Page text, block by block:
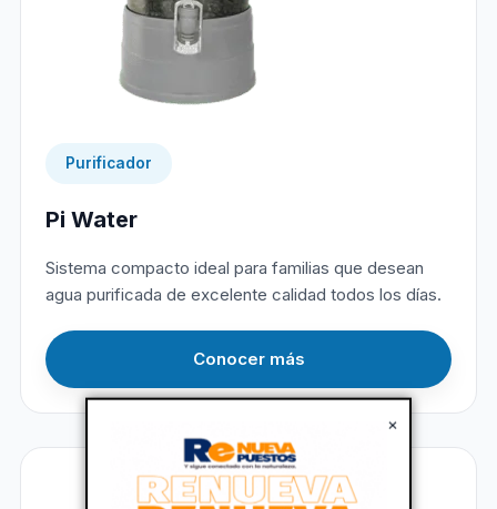
×
Purificador
Pi Water
Sistema compacto ideal para familias que desean
agua purificada de excelente calidad todos los días.
Conocer más